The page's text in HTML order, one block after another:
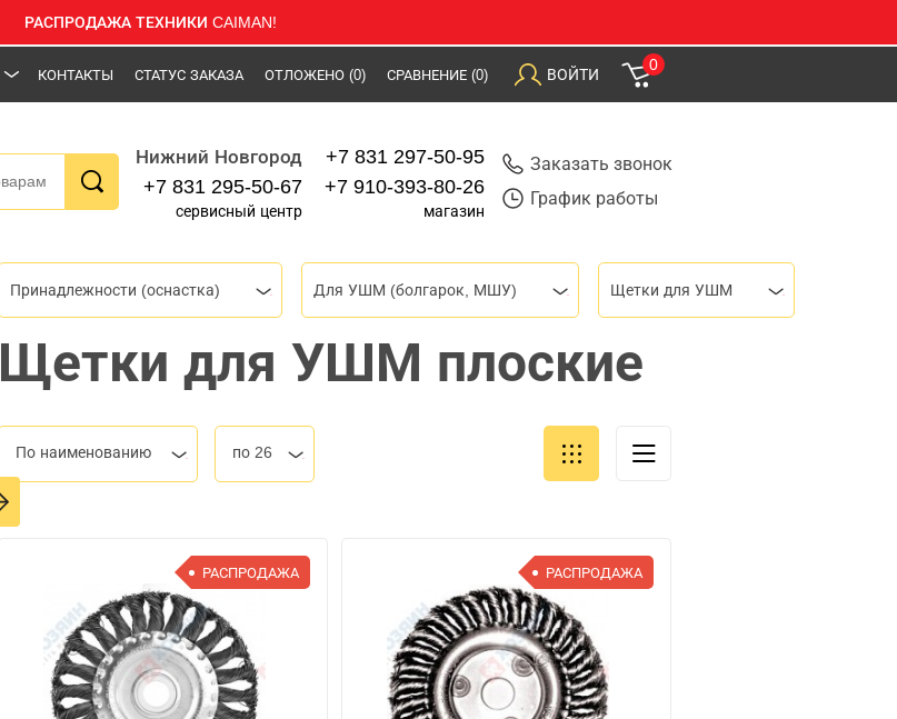
РАСПРОДАЖА ТЕХНИКИ CAIMAN!
КОНТАКТЫ СТАТУС ЗАКАЗА ОТЛОЖЕНО (0) СРАВНЕНИЕ (0) ВОЙТИ
0
Нижний Новгород
+7 831 295-50-67
сервисный центр
+7 831 297-50-95
+7 910-393-80-26
магазин
Заказать звонок
График работы
Принадлежности (оснастка) Для УШМ (болгарок, МШУ) Щетки для УШМ
Щетки для УШМ плоские
По наименованию по 26
РАСПРОДАЖА РАСПРОДАЖА